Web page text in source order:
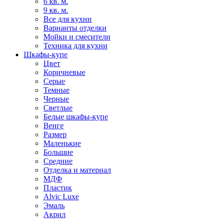
9 кв. м.
Все для кухни
Варианты отделки
Мойки и смесители
Техника для кухни
Шкафы-купе
Цвет
Коричневые
Серые
Темные
Черные
Светлые
Белые шкафы-купе
Венге
Размер
Маленькие
Большие
Средние
Отделка и материал
МДФ
Пластик
Alvic Luxe
Эмаль
Акрил